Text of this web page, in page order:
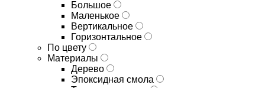
Большое
Маленькое
Вертикальное
Горизонтальное
По цвету
Материалы
Дерево
Эпоксидная смола